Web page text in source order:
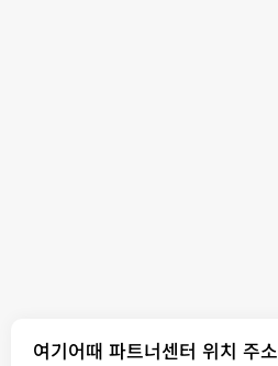
여기어때 파트너센터 위치 주소